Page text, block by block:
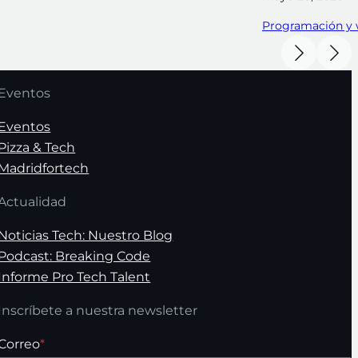
Programación y
& Tech
Tech: Nuestro Blog
Breaking Code
Pro Tech Talent
a nuestra newsletter
*